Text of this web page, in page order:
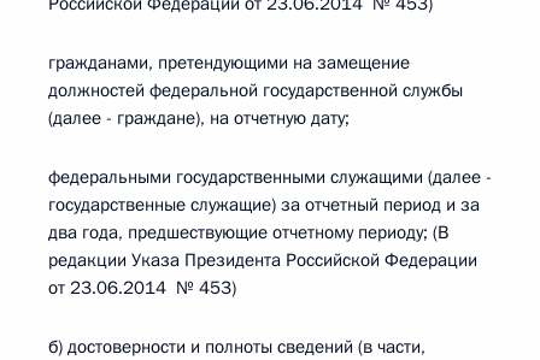
гражданами, претендующими на замещение
должностей федеральной государственной службы
(далее - граждане), на отчетную дату;
федеральными государственными служащими (далее -
государственные служащие) за отчетный период и за
два года, предшествующие отчетному периоду; (В
редакции Указа Президента Российской Федерации
от 23.06.2014 № 453)
б) достоверности и полноты сведений (в части,